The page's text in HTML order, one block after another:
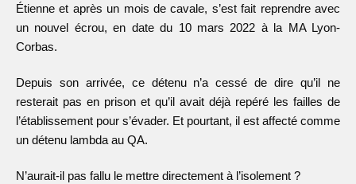
Étienne et après un mois de cavale, s’est fait reprendre avec
un nouvel écrou, en date du 10 mars 2022 à la MA Lyon-
Corbas.
Depuis son arrivée, ce détenu n’a cessé de dire qu’il ne
resterait pas en prison et qu’il avait déjà repéré les failles de
l’établissement pour s’évader. Et pourtant, il est affecté comme
un détenu lambda au QA.
N’aurait-il pas fallu le mettre directement à l’isolement ?